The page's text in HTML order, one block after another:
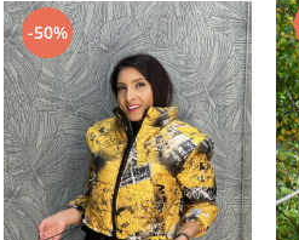
-50%